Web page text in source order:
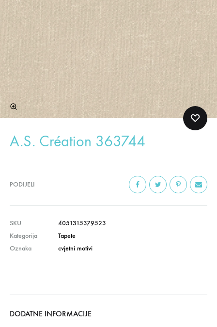
A.S. Création 363744
PODIJELI
SKU
4051315379523
Kategorija
Tapete
Oznaka
cvjetni motivi
DODATNE INFORMACIJE